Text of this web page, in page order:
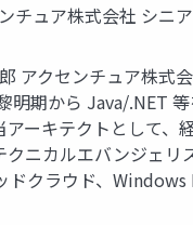
チュア株式会社 シニ
アクセンチュア株式
明期から Java/.NET
ーキテクトとして、
クニカルエバンジェ
ドクラウド、